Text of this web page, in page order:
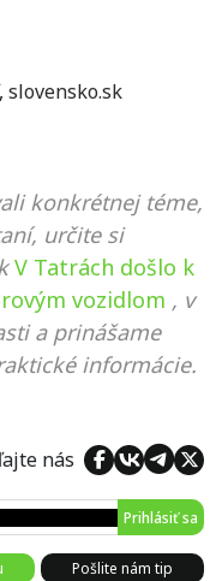
, slovensko.sk
konkrétnej téme,
určite si
V Tatrách došlo k
vozidlom , v
a prinášame
informácie.
nás
Prihlásiť sa
Pošlite nám tip